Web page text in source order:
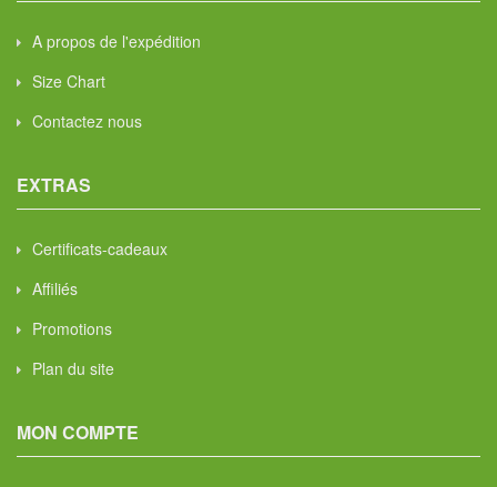
A propos de l'expédition
Size Chart
Contactez nous
EXTRAS
Certificats-cadeaux
Affiliés
Promotions
Plan du site
MON COMPTE